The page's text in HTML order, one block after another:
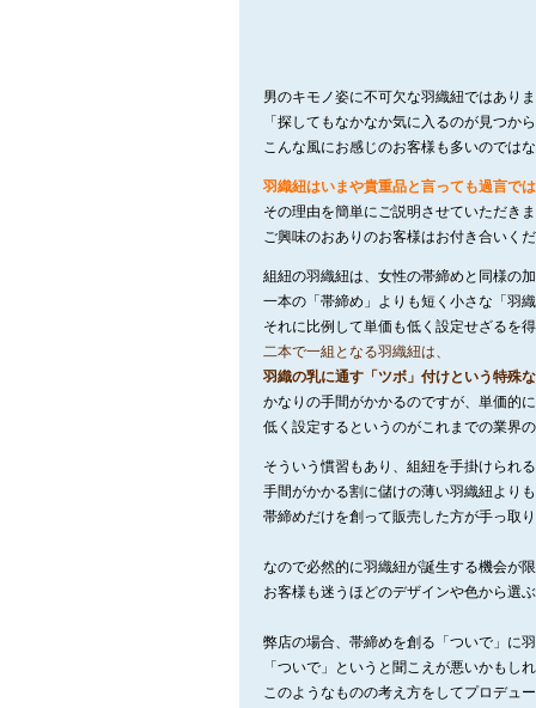
男のキモノ姿に不可欠な羽織紐ではあり
「探してもなかなか気に入るのが見つか
こんな風にお感じのお客様も多いのでは
羽織紐はいまや貴重品と言っても過言で
その理由を簡単にご説明させていただき
ご興味のおありのお客様はお付き合いく
組紐の羽織紐は、女性の帯締めと同様の
一本の「帯締め」よりも短く小さな「羽
それに比例して単価も低く設定せざるを
二本で一組となる羽織紐は、
羽織の乳に通す「ツボ」付けという特殊
かなりの手間がかかるのですが、単価的
低く設定するというのがこれまでの業界
そういう慣習もあり、組紐を手掛けられ
手間がかかる割に儲けの薄い羽織紐よりも
帯締めだけを創って販売した方が手っ取
なので必然的に羽織紐が誕生する機会が
お客様も迷うほどのデザインや色から選
弊店の場合、帯締めを創る「ついで」に
「ついで」というと聞こえが悪いかもし
このようなものの考え方をしてプロデュ